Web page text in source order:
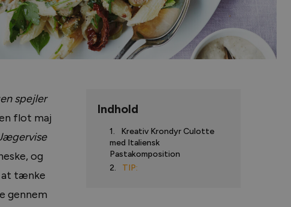
spejler
flot maj
og
at tænke
gennem
Indhold
Kreativ Krondyr Culotte
med Italiensk
Pastakomposition
TIP: